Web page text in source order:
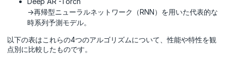
→再帰型ニューラルネットワーク（RNN）を用いた代表的な
時系列予測モデル。
以下の表はこれらの4つのアルゴリズムについて、性能や特性を観
点別に比較したものです。